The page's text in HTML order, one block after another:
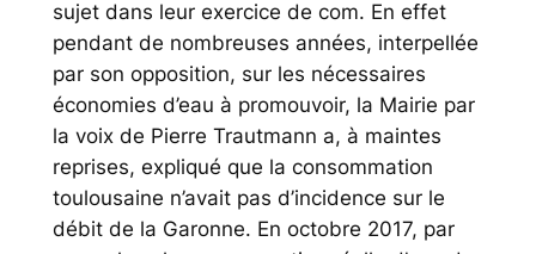
sujet dans leur exercice de com. En effet
pendant de nombreuses années, interpellée
par son opposition, sur les nécessaires
économies d’eau à promouvoir, la Mairie par
la voix de Pierre Trautmann a, à maintes
reprises, expliqué que la consommation
toulousaine n’avait pas d’incidence sur le
débit de la Garonne. En octobre 2017, par